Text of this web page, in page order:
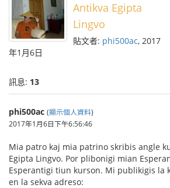
Antikva Egipta
Lingvo
貼文者: phi500ac, 2017
年1月6日
訊息: 13
phi500ac (顯示個人資料)
2017年1月6日下午6:56:46
Mia patro kaj mia patrino skribis angle
Egipta Lingvo. Por plibonigi mian
Esperantigi tiun kurson. Mi publikigis la
en la sekva adreso: